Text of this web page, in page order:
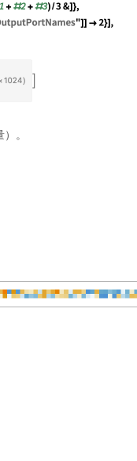
。